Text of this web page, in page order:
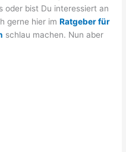
oder bist Du interessiert an
gerne hier imRatgeber für
schlau machen. Nun aber